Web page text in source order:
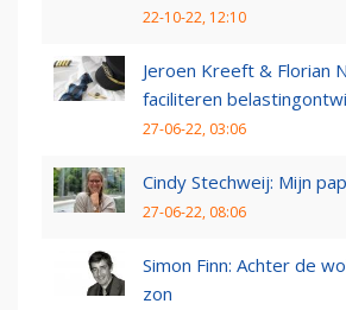
22-10-22, 12:10
Jeroen Kreeft & Florian
faciliteren
27-06-22, 03:06
Cindy Stechweij: Mijn
27-06-22, 08:06
Simon Finn: Achter de
zon